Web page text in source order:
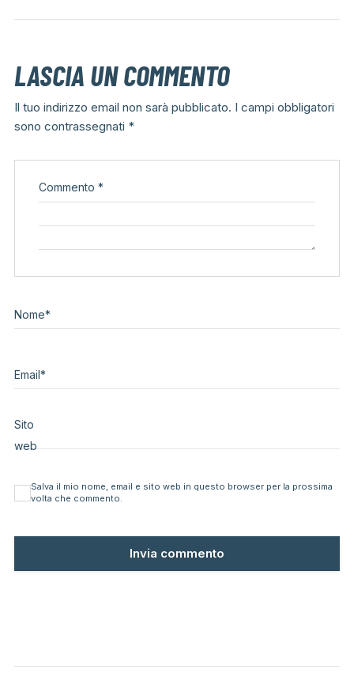
LASCIA UN COMMENTO
Il tuo indirizzo email non sarà pubblicato. I campi obbligatori
sono contrassegnati *
Commento *
Nome*
Email*
Sito
web
Salva il mio nome, email e sito web in questo browser per la prossima
volta che commento.